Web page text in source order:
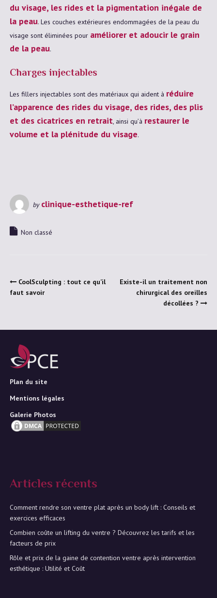
du visage, les rides et la pigmentation inégale de
la peau. Les couches extérieures endommagées de la peau du
visage sont éliminées pour améliorer et adoucir le grain
de la peau.
Charges injectables
Les fillers injectables sont des matériaux qui aident à réduire
l’apparence des rides du visage, des rides, des plis
et des cicatrices en retrait, ainsi qu’à restaurer le
volume et la plénitude du visage.
by clinique-esthetique-ref
Non classé
CoolSculpting : tout ce qu’il
faut savoir
Existe-il un traitement non
chirurgical des oreilles
décollées ?
Plan du site
Mentions légales
Galerie Photos
Articles récents
Comment rendre son ventre plat après un body lift : Conseils et
exercices efficaces
Combien coûte un lifting du ventre ? Découvrez les tarifs et les
facteurs de prix
Rôle et prix de la gaine de contention ventre après intervention
esthétique : Utilité et Coût